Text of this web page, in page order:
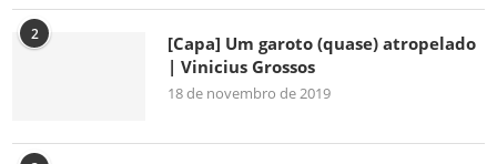
2
[Capa] Um garoto (quase) atropelado
| Vinicius Grossos
18 de novembro de 2019